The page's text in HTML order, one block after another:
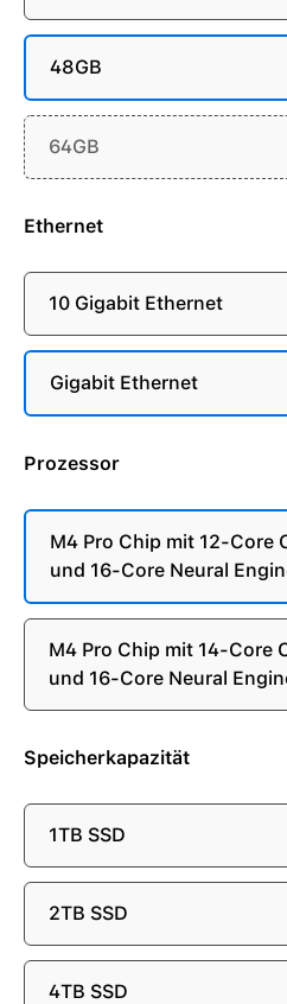
48GB
64GB
Ethernet
10 Gigabit Ethernet
Gigabit Ethernet
Prozessor
M4 Pro Chip mit 12-Core
und 16-Core Neural
M4 Pro Chip mit 14-Core
und 16-Core Neural
Speicherkapazität
1TB SSD
2TB SSD
4TB SSD